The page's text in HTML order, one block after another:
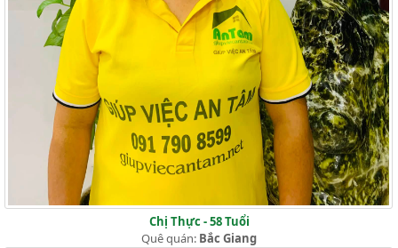
Chị Thực - 58 Tuổi
Quê quán: Bắc Giang